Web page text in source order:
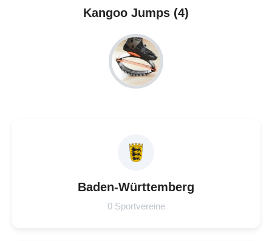
Kangoo Jumps (4)
Baden-Württemberg
0 Sportvereine